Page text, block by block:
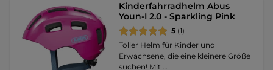
Kinderfahrradhelm Abus
Youn-I 2.0 - Sparkling Pink
5 (1)
Toller Helm für Kinder und
Erwachsene, die eine kleinere Größe
suchen! Mit …